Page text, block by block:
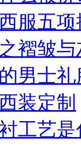
服五
褶皱
男士
装定制
工艺